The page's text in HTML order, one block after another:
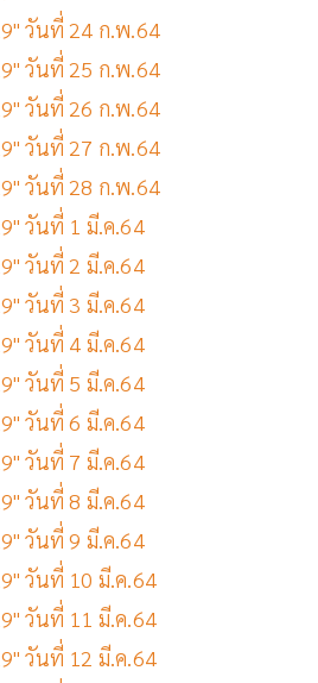
วันที่ 24 ก.พ.64
วันที่ 25 ก.พ.64
วันที่ 26 ก.พ.64
วันที่ 27 ก.พ.64
วันที่ 28 ก.พ.64
วันที่ 1 มี.ค.64
วันที่ 2 มี.ค.64
วันที่ 3 มี.ค.64
วันที่ 4 มี.ค.64
วันที่ 5 มี.ค.64
วันที่ 6 มี.ค.64
วันที่ 7 มี.ค.64
วันที่ 8 มี.ค.64
วันที่ 9 มี.ค.64
วันที่ 10 มี.ค.64
วันที่ 11 มี.ค.64
วันที่ 12 มี.ค.64